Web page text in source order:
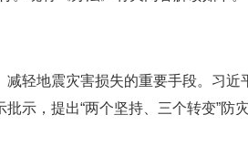
减轻地震灾害损失的重要手段。习
示，提出“两个坚持、三个转变”